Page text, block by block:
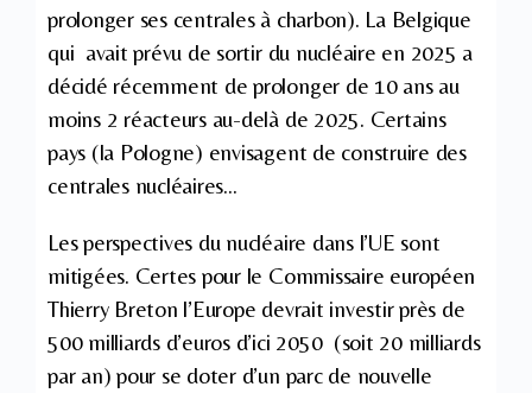
prolonger ses centrales à charbon). La Belgique
qui avait prévu de sortir du nucléaire en 2025 a
décidé récemment de prolonger de 10 ans au
moins 2 réacteurs au-delà de 2025. Certains
pays (la Pologne) envisagent de construire des
centrales nucléaires…
Les perspectives du nucléaire dans l’UE sont
mitigées. Certes pour le Commissaire européen
Thierry Breton l’Europe devrait investir près de
500 milliards d’euros d’ici 2050 (soit 20 milliards
par an) pour se doter d’un parc de nouvelle